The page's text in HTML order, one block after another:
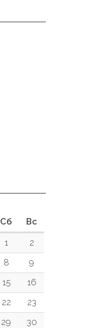
Сб Вс
1
2
8
9
15
16
22
23
29
30